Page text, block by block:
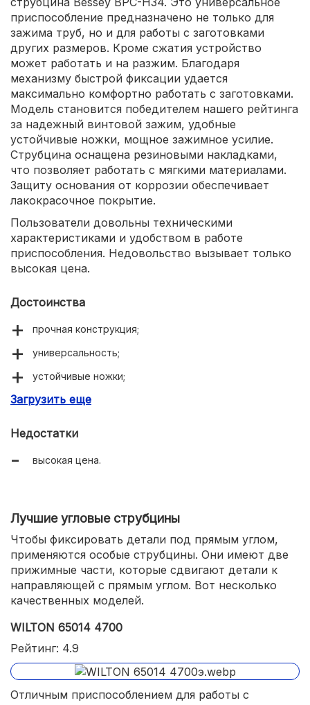
приспособление предназначено не только для
зажима труб, но и для работы с заготовками
других размеров. Кроме сжатия устройство
может работать и на разжим. Благодаря
механизму быстрой фиксации удается
максимально комфортно работать с заготовками.
Модель становится победителем нашего рейтинга
за надежный винтовой зажим, удобные
устойчивые ножки, мощное зажимное усилие.
Струбцина оснащена резиновыми накладками,
что позволяет работать с мягкими материалами.
Защиту основания от коррозии обеспечивает
лакокрасочное покрытие.
Пользователи довольны техническими
характеристиками и удобством в работе
приспособления. Недовольство вызывает только
высокая цена.
Достоинства
прочная конструкция;
универсальность;
устойчивые ножки;
резиновые накладки.
Загрузить еще
Недостатки
высокая цена.
Лучшие угловые струбцины
Чтобы фиксировать детали под прямым углом,
применяются особые струбцины. Они имеют две
прижимные части, которые сдвигают детали к
направляющей с прямым углом. Вот несколько
качественных моделей.
WILTON 65014 4700
Рейтинг: 4.9
Отличным приспособлением для работы с